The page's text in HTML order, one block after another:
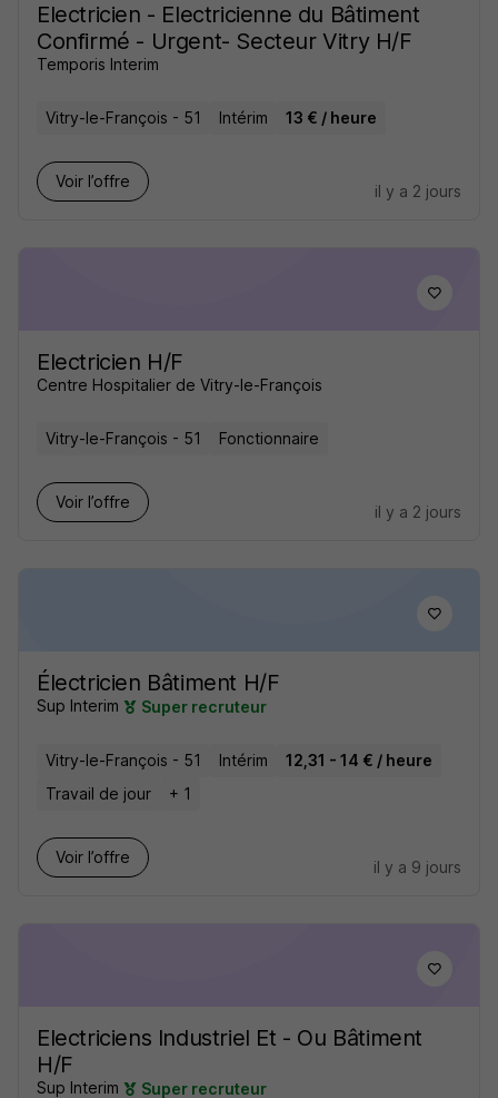
Electricien - Electricienne du Bâtiment
Confirmé - Urgent- Secteur Vitry H/F
Temporis Interim
Vitry-le-François - 51 Intérim 13 € / heure
Voir l’offre
il y a 2 jours
Electricien H/F
Centre Hospitalier de Vitry-le-François
Vitry-le-François - 51 Fonctionnaire
Voir l’offre
il y a 2 jours
Électricien Bâtiment H/F
Sup Interim Super recruteur
Vitry-le-François - 51 Intérim
12,31 - 14 € / heure
Travail de jour
+ 1
Voir l’offre
il y a 9 jours
Electriciens Industriel Et - Ou Bâtiment
H/F
Sup Interim Super recruteur